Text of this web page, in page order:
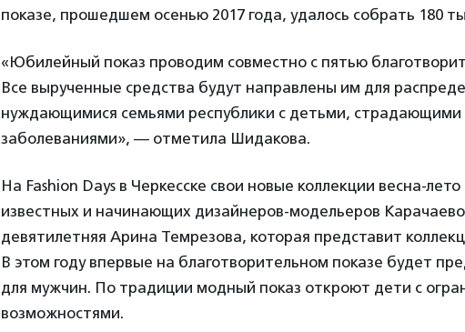
показе, прошедшем осенью 2017 года, удалось собрать 180
«Юбилейный показ проводим совместно с пятью
Все вырученные средства будут направлены им для
нуждающимися семьями республики с детьми, страдающими
заболеваниями», — отметила Шидакова.
На Fashion Days в Черкесске свои новые коллекции весна-
известных и начинающих дизайнеров-модельеров
девятилетняя Арина Темрезова, которая представит
В этом году впервые на благотворительном показе будет
для мужчин. По традиции модный показ откроют дети с
возможностями.